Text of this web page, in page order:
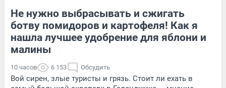
Не нужно выбрасывать и сжигать
ботву помидоров и картофеля! Как я
нашла лучшее удобрение для яблони и
малины
10 часов 6 153 Обсудить
Вой сирен, злые туристы и грязь. Стоит ли ехать в